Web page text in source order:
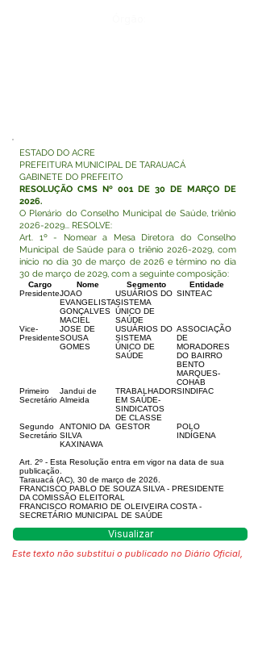
ESTADO DO ACRE
PREFEITURA MUNICIPAL DE TARAUACÁ
GABINETE DO PREFEITO
RESOLUÇÃO CMS Nº 001 DE 30 DE MARÇO DE
2026.
O Plenário do Conselho Municipal de Saúde, triênio
2026-2029... RESOLVE:
Art. 1º - Nomear a Mesa Diretora do Conselho
Municipal de Saúde para o triênio2026-2029, com
início no dia 30 de março de 2026 e término no dia
30 de março de 2029, com a seguinte composição:
Cargo Nome Segmento
Entidade
PresidenteJOAO
EVANGELISTA
GONÇALVES
MACIEL
USUÁRIOS DO
SISTEMA
ÚNICO DE
SAÚDE
SINTEAC
Vice-
Presidente
JOSE DE
SOUSA
GOMES
USUÁRIOS DO
SISTEMA
ÚNICO DE
SAÚDE
ASSOCIAÇÃO
DE
MORADORES
DO BAIRRO
BENTO
MARQUES-
COHAB
Primeiro
Secretário
Jandui de
Almeida
TRABALHADOR
EM SAÚDE-
SINDICATOS
DE CLASSE
SINDIFAC
Segundo
Secretário
ANTONIO DA
SILVA
KAXINAWA
GESTOR
POLO
INDÍGENA
Art. 2º - Esta Resolução entra em vigor na data de sua
publicação.
Tarauacá (AC), 30 de março de 2026.
FRANCISCO PABLO DE SOUZA SILVA - PRESIDENTE
DA COMISSÃO ELEITORAL
FRANCISCO ROMARIO DE OLEIVEIRA COSTA -
SECRETÁRIO MUNICIPAL DE SAÚDE
Visualizar
Este texto não substitui o publicado no Diário Oficial,